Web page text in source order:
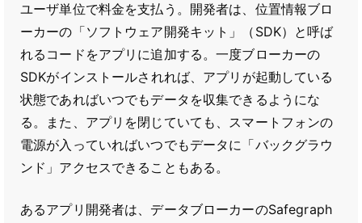
ユーザ単位で料金を支払う。開発者は、位置情報ブロ
ーカーの「ソフトウェア開発キット」（SDK）と呼ば
れるコードをアプリに追加する。一度ブローカーの
SDKがインストールされれば、アプリが起動している
状態であればいつでもデータを収集できるようにな
る。また、アプリを閉じていても、スマートフォンの
電源が入っていればいつでもデータに「バックグラウ
ンド」アクセスできることもある。
あるアプリ開発者は、データブローカーのSafegraph